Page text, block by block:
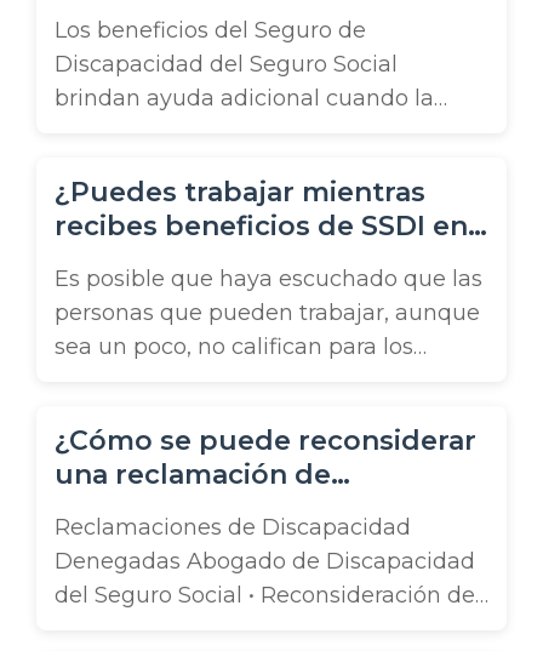
discapacidad del Seguro Social para
aliviar tus dificultades después de una
lesión. Muchas ...
Los beneficios del Seguro de
Discapacidad del Seguro Social
brindan ayuda adicional cuando la
los beneficios del Seguro de
Discapacidad del Seguro Social (SSD)
se incrementan en un 50 % si hay niños
dependientes. Cuando solicite el SSD,
asegúrese de también tramitar la
¿Puedes trabajar mientras
recibes beneficios de SSDI en
Es posible que haya escuchado que las
personas que pueden trabajar, aunque
sea un poco, no califican para los
cierto. Así que puede trabajar mientras
recibe SSD Muchas personas con
discapacidad pueden trabajar unas
pocas horas a la semana en trabajos
que pueden manejar a ...
¿Cómo se puede reconsiderar
una reclamación de
Florida?
Reclamaciones de Discapacidad
Denegadas Abogado de Discapacidad
del Seguro Social • Reconsideración de